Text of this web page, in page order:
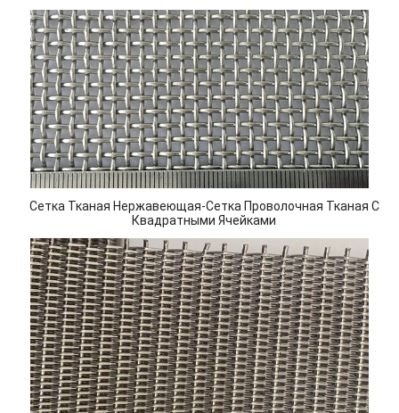
Сетка Тканая Нержавеющая-Сетка Проволочная Тканая С
Квадратными Ячейками